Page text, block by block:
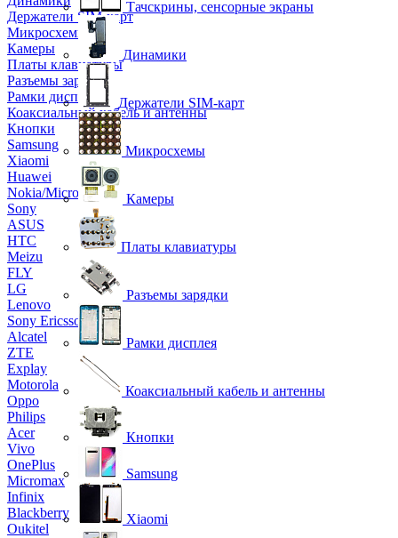
Держатели SIM-карт
Микросхемы
Камеры
Платы клавиатуры
Разъемы зарядки
Рамки дисплея
Коаксиальный кабель и антенны
Кнопки
Samsung
Xiaomi
Huawei
Nokia/Microsoft
Sony
ASUS
HTC
Meizu
FLY
LG
Lenovo
Sony Ericsson
Alcatel
ZTE
Explay
Motorola
Oppo
Philips
Acer
Vivo
OnePlus
Micromax
Infinix
Blackberry
Oukitel
Тачскрины, сенсорные экраны
Динамики
Держатели SIM-карт
Микросхемы
Камеры
Платы клавиатуры
Разъемы зарядки
Рамки дисплея
Коаксиальный кабель и антенны
Кнопки
Samsung
Xiaomi